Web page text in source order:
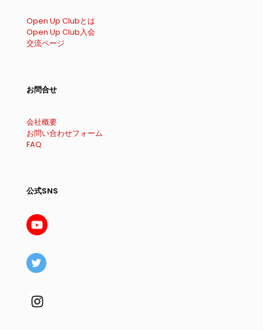
Open Up Clubとは
Open Up Club入会
交流ページ
お問合せ
会社概要
お問い合わせフォーム
FAQ
公式SNS